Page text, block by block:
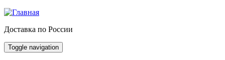
Доставка по России
Toggle navigation